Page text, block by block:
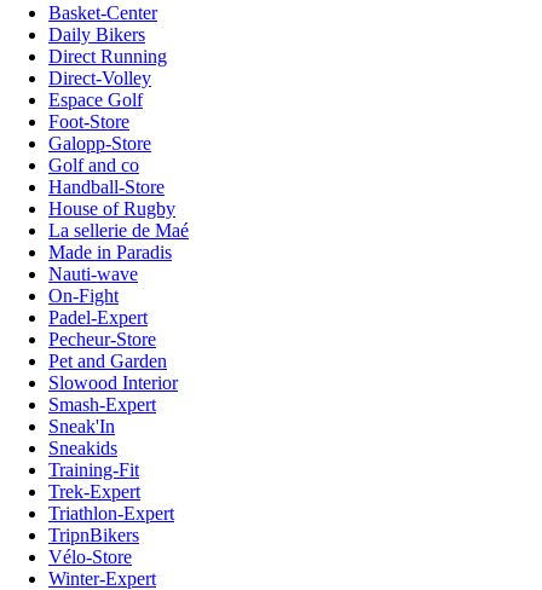
Basket-Center
Daily Bikers
Direct Running
Direct-Volley
Espace Golf
Foot-Store
Galopp-Store
Golf and co
Handball-Store
House of Rugby
La sellerie de Maé
Made in Paradis
Nauti-wave
On-Fight
Padel-Expert
Pecheur-Store
Pet and Garden
Slowood Interior
Smash-Expert
Sneak'In
Sneakids
Training-Fit
Trek-Expert
Triathlon-Expert
TripnBikers
Vélo-Store
Winter-Expert